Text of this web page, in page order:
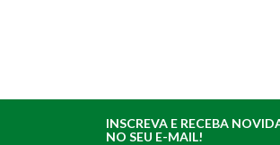
INSCREVA E RECEBA
NO SEU E-MAIL!